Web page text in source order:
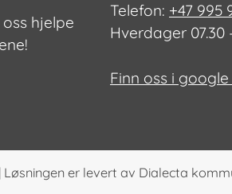
hjelpe
Telefon: +47 995
Hverdager 07.30
Finn oss i
| Løsningen er levert av Dialecta